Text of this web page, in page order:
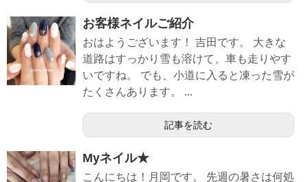
お客様ネイルご紹介
おはようございます！ 吉田です。 大きな
道路はすっかり雪も溶けて、車も走りやす
いですね。 でも、小道に入ると凍った雪が
たくさんあります。 ...
記事を読む
Myネイル★
こんにちは！月岡です。 先週の暑さは何処